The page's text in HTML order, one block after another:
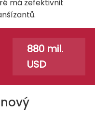
má zefektivnit
880 mil.
USD